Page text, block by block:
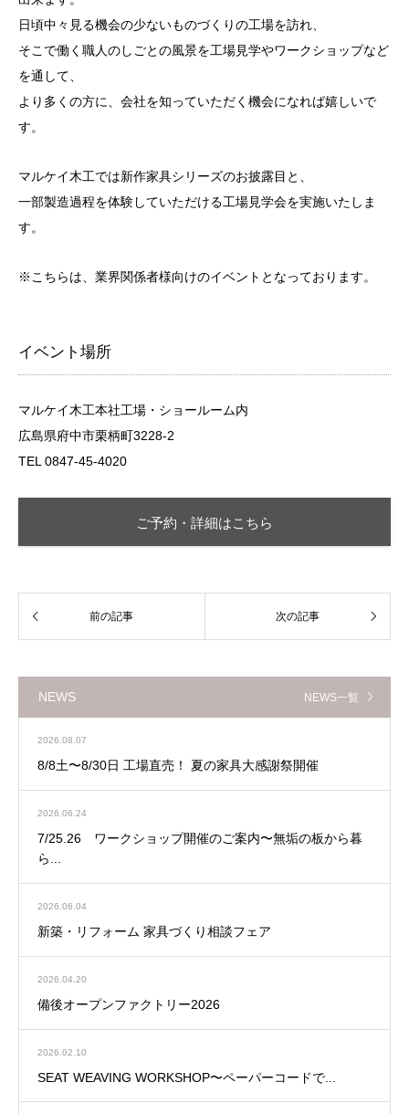
日頃中々見る機会の少ないものづくりの工場を訪れ、
そこで働く職人のしごとの風景を工場見学やワークショップなど
を通して、
より多くの方に、会社を知っていただく機会になれば嬉しいで
す。
マルケイ木工では新作家具シリーズのお披露目と、
一部製造過程を体験していただける工場見学会を実施いたしま
す。
※こちらは、業界関係者様向けのイベントとなっております。
イベント場所
マルケイ木工本社工場・ショールーム内
広島県府中市栗柄町3228-2
TEL 0847-45-4020
ご予約・詳細はこちら
NEWS NEWS一覧
2026.08.07
8/8土〜8/30日 工場直売！ 夏の家具大感謝祭開催
2026.06.24
7/25.26 ワークショップ開催のご案内〜無垢の板から暮
ら...
2026.06.04
新築・リフォーム 家具づくり相談フェア
2026.04.20
備後オープンファクトリー2026
2026.02.10
SEAT WEAVING WORKSHOP〜ペーパーコードで...